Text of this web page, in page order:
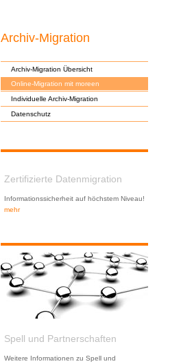
Archiv-Migration
Archiv-Migration Übersicht
Online-Migration mit moreen
Individuelle Archiv-Migration
Datenschutz
Zertifizierte Datenmigration
Informationssicherheit auf höchstem Niveau!
mehr
Spell und Partnerschaften
Weitere Informationen zu Spell und